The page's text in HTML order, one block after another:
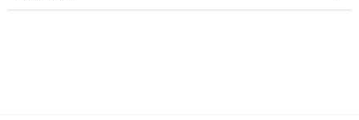
Ova igračka podstiče dečiju maštu i kreativnost,